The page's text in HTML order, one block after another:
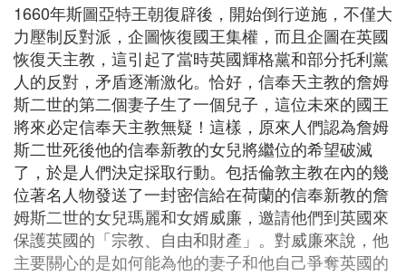
1660年斯圖亞特王朝復辟後，開始倒行逆施，不僅大
力壓制反對派，企圖恢復國王集權，而且企圖在英國
恢復天主教，這引起了當時英國輝格黨和部分托利黨
人的反對，矛盾逐漸激化。恰好，信奉天主教的詹姆
斯二世的第二個妻子生了一個兒子，這位未來的國王
將來必定信奉天主教無疑！這樣，原來人們認為詹姆
斯二世死後他的信奉新教的女兒將繼位的希望破滅
了，於是人們決定採取行動。包括倫敦主教在內的幾
位著名人物發送了一封密信給在荷蘭的信奉新教的詹
姆斯二世的女兒瑪麗和女婿威廉，邀請他們到英國來
保護英國的「宗教、自由和財產」。對威廉來說，他
主要關心的是如何能為他的妻子和他自己爭奪英國的